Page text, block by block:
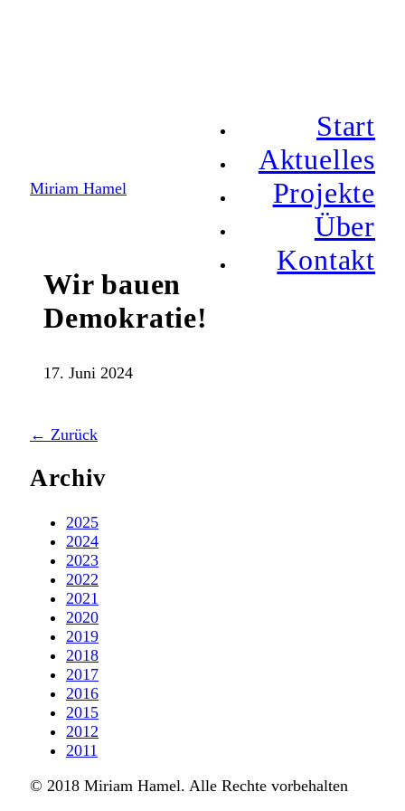
Start
Aktuelles
Projekte
Über
Kontakt
Miriam Hamel
Wir bauen
Demokratie!
17. Juni 2024
← Zurück
Archiv
2025
2024
2023
2022
2021
2020
2019
2018
2017
2016
2015
2012
2011
© 2018 Miriam Hamel. Alle Rechte vorbehalten